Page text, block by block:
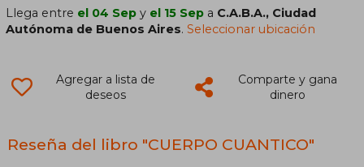
Llega entre el 04 Sep y el 15 Sep a C.A.B.A., Ciudad
Autónoma de Buenos Aires.Seleccionar ubicación
Agregar a lista de
deseos
Comparte y gana
dinero
Reseña del libro "CUERPO CUANTICO"